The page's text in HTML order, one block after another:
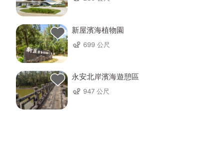
新屋濱海植物園
699 公尺
永安北岸濱海遊憩區
947 公尺